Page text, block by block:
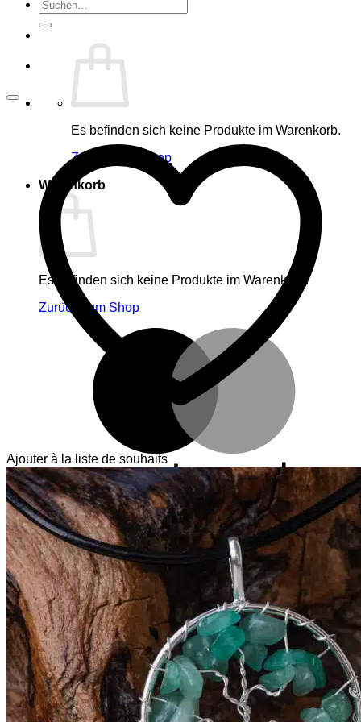
Suche
nach:
Es befinden sich keine Produkte im Warenkorb.
Zurück zum Shop
Warenkorb
Es befinden sich keine Produkte im Warenkorb.
Zurück zum Shop
Ajouter à la liste de souhaits